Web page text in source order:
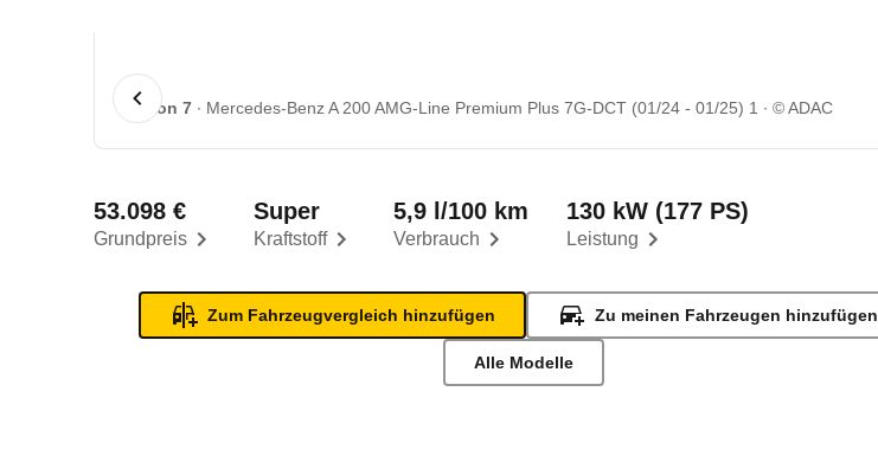
1 von 7 Mercedes-Benz A 200 AMG-Line Premium Plus 7G-DCT (01/24 - 01/25) 1 © ADAC
Grundpreis
53.098 €
Kraftstoff
Super
Verbrauch
5,9 l/100 km
Leistung
130 kW (177 PS)
Zum Fahrzeugvergleich hinzufügen Zu meinen Fahrzeugen hinzufügen
Alle Modelle